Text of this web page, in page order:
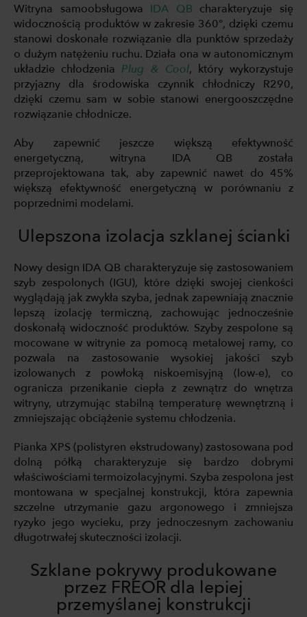
Witryna samoobsługowa IDA QB charakteryzuje się
widocznością produktów w zakresie 360°, dzięki czemu
stanowi doskonałe rozwiązanie dla punktów sprzedaży
o dużym natężeniu ruchu. Działa ona w autonomicznym
układzie chłodzenia Plug & Cool, który wykorzystuje
przyjazny dla środowiska czynnik chłodniczy R290,
dzięki czemu sam w sobie stanowi energooszczędne
rozwiązanie chłodnicze.
Aby zapewnić jeszcze większą efektywność
energetyczną, witryna IDA QB została
przeprojektowana tak, aby zapewnić nawet do 45%
większą efektywność energetyczną w porównaniu z
poprzednimi modelami.
Ulepszona izolacja szklanej ścianki
Nowy design IDA QB charakteryzuje się zastosowaniem
szyb zespolonych (IGU), które dzięki swojej cienkości
wyglądają jak zwykła szyba, jednak zapewniają znacznie
lepszą izolację termiczną, zachowując jednocześnie
doskonałą widoczność produktów. Szyby zespolone są
mocowane w witrynie za pomocą metalowej ramy, co
pozwala na zastosowanie wysokiej jakości szyb
izolowanych z powłoką niskoemisyjną (low-e), co
ogranicza przenikanie ciepła z zewnątrz do wnętrza
witryny, utrzymując stabilną temperaturę wewnętrzną i
zmniejszając obciążenie systemu chłodzenia.
Pianka XPS (polistyren ekstrudowany) zastosowana pod
dolną półką charakteryzuje się bardzo dobrymi
właściwościami termoizolacyjnymi. Szyba zespolona jest
montowana w specjalnej konstrukcji, która zapewnia
szczelne utrzymanie gazu argonowego i zmniejsza
ryzyko jego wycieku, przy jednoczesnym zachowaniu
długotrwałej skuteczności izolacji.
Szklane pokrywy produkowane
przez FREOR dla lepiej
przemyślanej konstrukcji